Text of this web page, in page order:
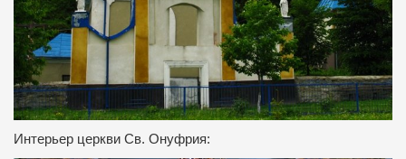
Интерьер церкви Св. Онуфрия: